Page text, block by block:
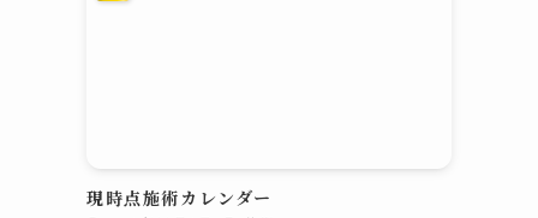
現時点施術カレンダー